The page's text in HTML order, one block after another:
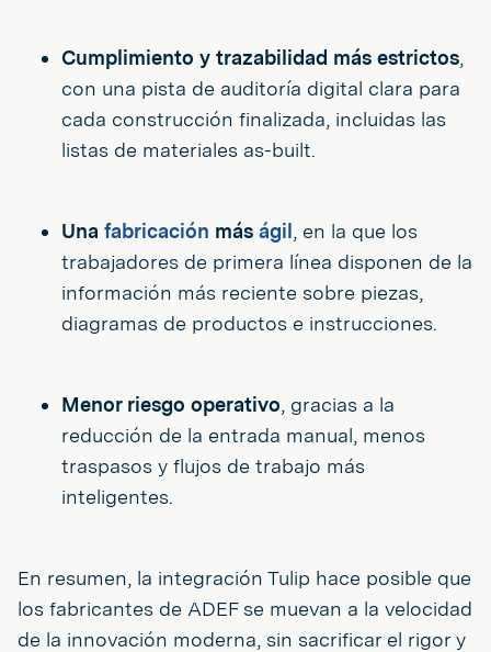
Cumplimiento y trazabilidad más estrictos,
con una pista de auditoría digital clara para
cada construcción finalizada, incluidas las
listas de materiales as-built.
Una fabricación más ágil , en la que los
trabajadores de primera línea disponen de la
información más reciente sobre piezas,
diagramas de productos e instrucciones.
Menor riesgo operativo, gracias a la
reducción de la entrada manual, menos
traspasos y flujos de trabajo más
inteligentes.
En resumen, la integración Tulip hace posible que
los fabricantes de ADEF se muevan a la velocidad
de la innovación moderna, sin sacrificar el rigor y